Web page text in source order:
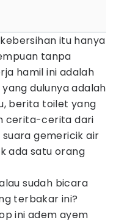
itu hanya
tanpa
hamil ini adalah
dulunya adalah
berita toilet yang
cerita-cerita dari
gemericik air
ada satu orang
sudah bicara
terbakar ini?
ini adem ayem